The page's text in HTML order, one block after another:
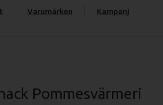
Varumärken
Kampanj
Pommesvärmeri